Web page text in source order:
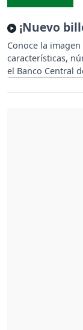
¡Nuevo
Conoce la
características,
el Banco Central